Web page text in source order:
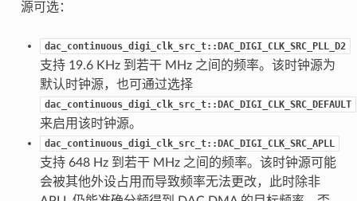
源可选：
dac_continuous_digi_clk_src_t::DAC_DIGI_CLK_SRC_PLL_D2
支持 19.6 KHz 到若干 MHz 之间的频率。该时钟源为
默认时钟源，也可通过选择
dac_continuous_digi_clk_src_t::DAC_DIGI_CLK_SRC_DEFAULT
来启用该时钟源。
dac_continuous_digi_clk_src_t::DAC_DIGI_CLK_SRC_APLL
支持 648 Hz 到若干 MHz 之间的频率。该时钟源可能
会被其他外设占用而导致频率无法更改，此时除非